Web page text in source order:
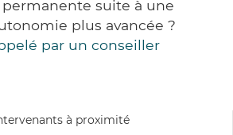
suite à une
plus avancée ?
par un conseiller